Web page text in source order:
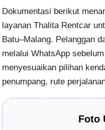
Dokumentasi berikut
layanan Thalita Rentcar
Batu–Malang. Pelanggan
melalui WhatsApp
menyesuaikan pilihan
penumpang, rute
Foto